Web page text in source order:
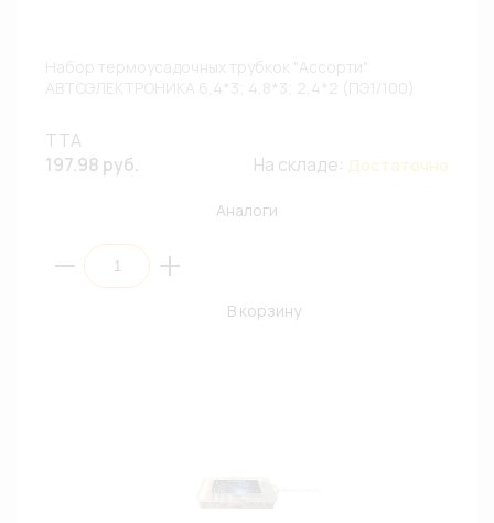
TTA
197.98 руб.
На складе: Достаточно
Аналоги
В корзину